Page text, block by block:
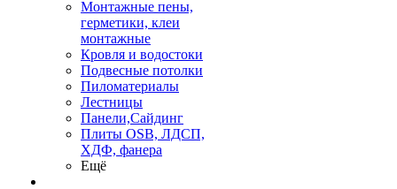
Монтажные пены,
герметики, клеи
монтажные
Кровля и водостоки
Подвесные потолки
Пиломатериалы
Лестницы
Панели,Сайдинг
Плиты OSB, ЛДСП,
ХДФ, фанера
Ещё